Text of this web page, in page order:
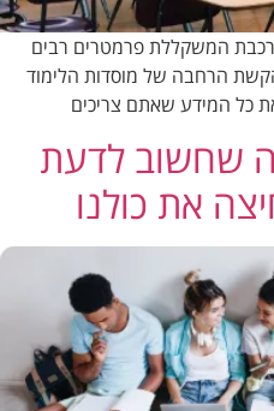
המשקללת פרמטרים רבים
הרחבה של מוסדות הלימוד
כל המידע שאתם צריכים
שחשוב לדעת
את כולנו